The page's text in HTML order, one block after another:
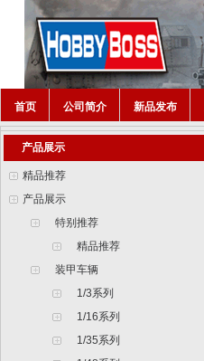
首页 公司简介 新品发布
产品展示
精品推荐
产品展示
特别推荐
精品推荐
装甲车辆
1/3系列
1/16系列
1/35系列